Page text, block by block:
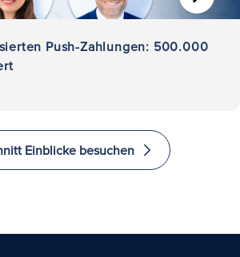
Push-Zahlungen: 500.000
Einblicke besuchen